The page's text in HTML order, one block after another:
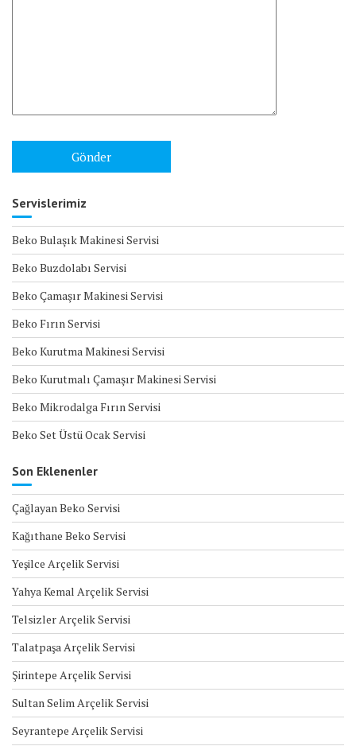
Servislerimiz
Beko Bulaşık Makinesi Servisi
Beko Buzdolabı Servisi
Beko Çamaşır Makinesi Servisi
Beko Fırın Servisi
Beko Kurutma Makinesi Servisi
Beko Kurutmalı Çamaşır Makinesi Servisi
Beko Mikrodalga Fırın Servisi
Beko Set Üstü Ocak Servisi
Son Eklenenler
Çağlayan Beko Servisi
Kağıthane Beko Servisi
Yeşilce Arçelik Servisi
Yahya Kemal Arçelik Servisi
Telsizler Arçelik Servisi
Talatpaşa Arçelik Servisi
Şirintepe Arçelik Servisi
Sultan Selim Arçelik Servisi
Seyrantepe Arçelik Servisi